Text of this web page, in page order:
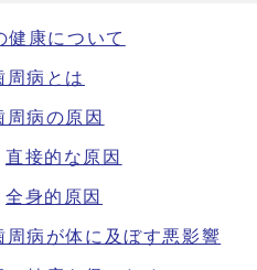
健康について
周病とは
周病の原因
直接的な原因
全身的原因
周病が体に及ぼす悪影響